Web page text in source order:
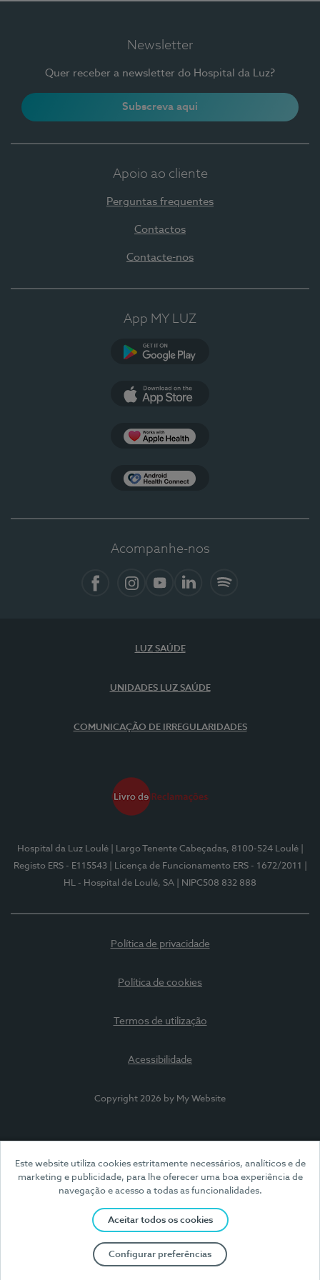
Este website utiliza cookies estritamente necessários, analíticos e de
marketing e publicidade, para lhe oferecer uma boa experiência de
navegação e acesso a todas as funcionalidades.
Aceitar todos os cookies
Configurar preferências
Newsletter
Quer receber a newsletter do Hospital da Luz?
Subscreva aqui
Apoio ao cliente
Perguntas frequentes
Contactos
Contacte-nos
App MY LUZ
Acompanhe-nos
LUZ SAÚDE
UNIDADES LUZ SAÚDE
COMUNICAÇÃO DE IRREGULARIDADES
Hospital da Luz Loulé | Largo Tenente Cabeçadas, 8100-524 Loulé
Registo ERS - E115543
| Licença de Funcionamento ERS - 1672/2011
HL - Hospital de Loulé, SA
| NIPC508 832 888
Política de privacidade
Política de cookies
Termos de utilização
Acessibilidade
Copyright 2026 by My Website